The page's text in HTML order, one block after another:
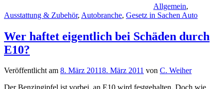
Allgemein,
Ausstattung & Zubehör, Autobranche, Gesetz in Sachen Auto
Wer haftet eigentlich bei Schäden durch
E10?
Veröffentlicht am 8. März 20118. März 2011 von C. Weiher